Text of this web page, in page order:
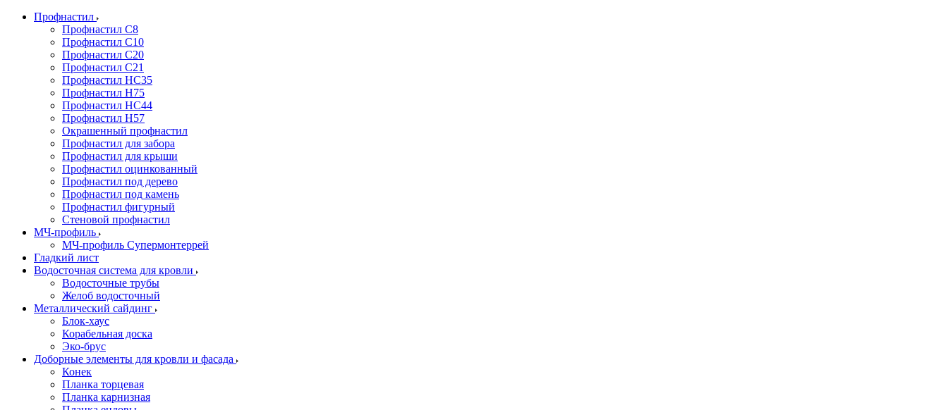
Профнастил
Профнастил С8
Профнастил С10
Профнастил С20
Профнастил С21
Профнастил НС35
Профнастил Н75
Профнастил HC44
Профнастил Н57
Окрашенный профнастил
Профнастил для забора
Профнастил для крыши
Профнастил оцинкованный
Профнастил под дерево
Профнастил под камень
Профнастил фигурный
Стеновой профнастил
МЧ-профиль
МЧ-профиль Супермонтеррей
Гладкий лист
Водосточная система для кровли
Водосточные трубы
Желоб водосточный
Металлический сайдинг
Блок-хаус
Корабельная доска
Эко-брус
Доборные элементы для кровли и фасада
Конек
Планка торцевая
Планка карнизная